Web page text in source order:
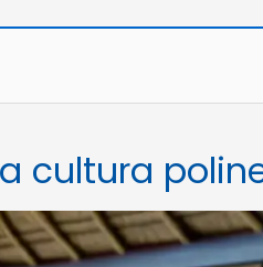
cultura